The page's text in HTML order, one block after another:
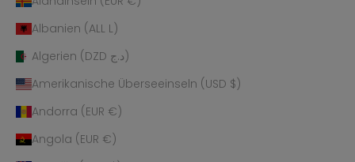
Albanien (ALL L)
Algerien (DZD د.ج)
Amerikanische Überseeinseln (USD $)
Andorra (EUR €)
Angola (EUR €)